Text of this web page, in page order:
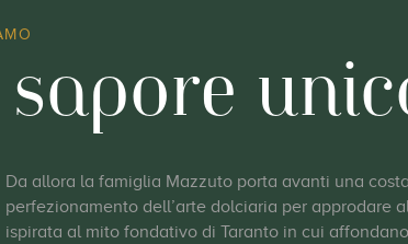
Da allora la famiglia Mazzuto porta avanti una
perfezionamento dell’arte dolciaria per approdare
ispirata al mito fondativo di Taranto in cui